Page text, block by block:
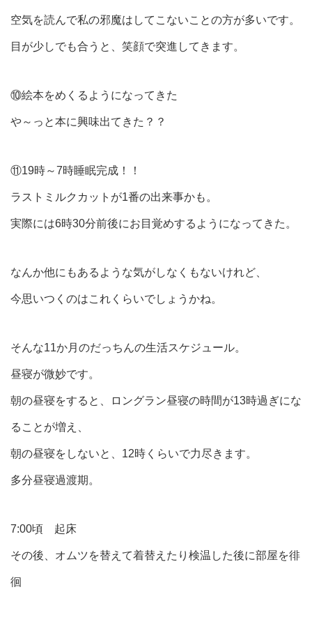
空気を読んで私の邪魔はしてこないことの方が多いです。
目が少しでも合うと、笑顔で突進してきます。
⑩絵本をめくるようになってきた
や～っと本に興味出てきた？？
⑪19時～7時睡眠完成！！
ラストミルクカットが1番の出来事かも。
実際には6時30分前後にお目覚めするようになってきた。
なんか他にもあるような気がしなくもないけれど、
今思いつくのはこれくらいでしょうかね。
そんな11か月のだっちんの生活スケジュール。
昼寝が微妙です。
朝の昼寝をすると、ロングラン昼寝の時間が13時過ぎにな
ることが増え、
朝の昼寝をしないと、12時くらいで力尽きます。
多分昼寝過渡期。
7:00頃 起床
その後、オムツを替えて着替えたり検温した後に部屋を徘
徊